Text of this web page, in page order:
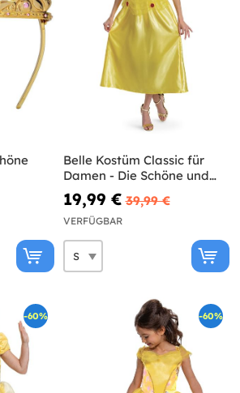
Belle Kostüm Classic für
Damen - Die Schöne und
das Biest
19,99 € 39,99 €
VERFÜGBAR
-60% -60%